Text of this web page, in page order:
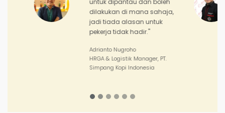
memantau prestasi dan
pencapaian pasukan jualan
saya serta prestasi kedai-
kedai saya."
Joko Junianto
Supervisor Sales, PT. Sinar Asia
Perkasa